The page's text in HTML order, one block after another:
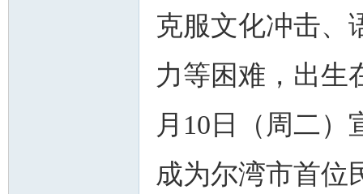
克服文化冲击、
力等困难，出生
月10日（周二）
成为尔湾市首位